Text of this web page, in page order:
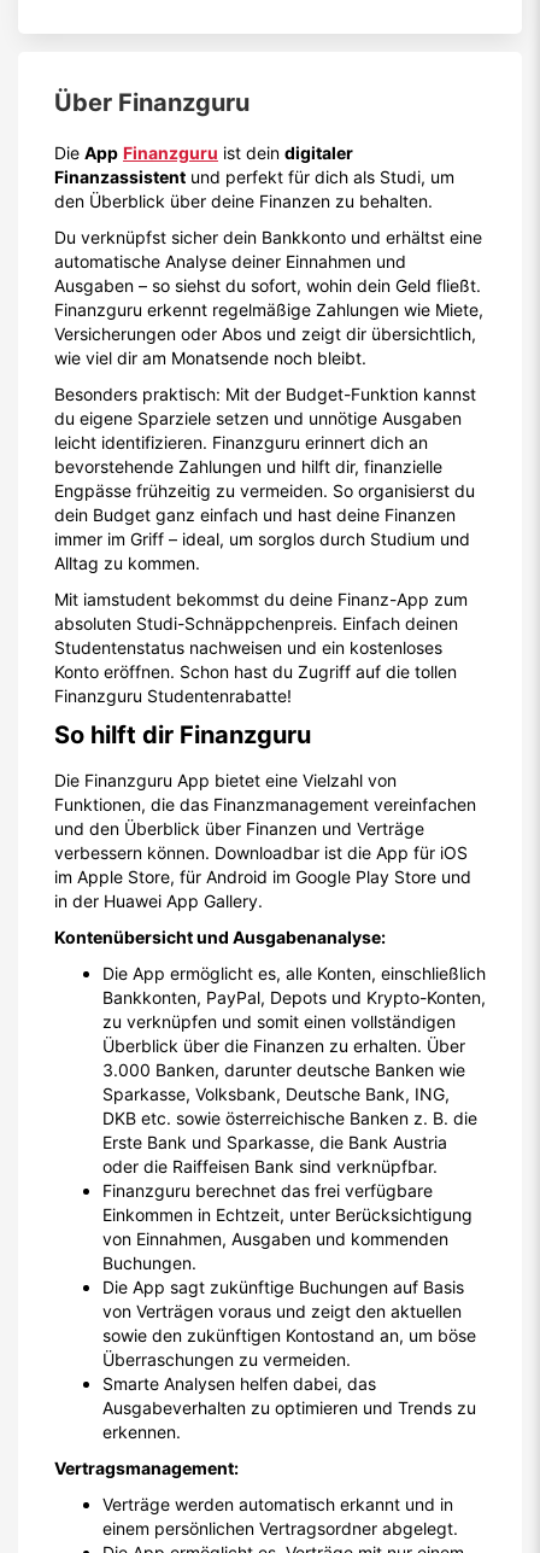
Über Finanzguru
Die App Finanzguru ist dein digitaler
Finanzassistent und perfekt für dich als Studi, um
den Überblick über deine Finanzen zu behalten.
Du verknüpfst sicher dein Bankkonto und erhältst eine
automatische Analyse deiner Einnahmen und
Ausgaben – so siehst du sofort, wohin dein Geld fließt.
Finanzguru erkennt regelmäßige Zahlungen wie Miete,
Versicherungen oder Abos und zeigt dir übersichtlich,
wie viel dir am Monatsende noch bleibt.
Besonders praktisch: Mit der Budget-Funktion kannst
du eigene Sparziele setzen und unnötige Ausgaben
leicht identifizieren. Finanzguru erinnert dich an
bevorstehende Zahlungen und hilft dir, finanzielle
Engpässe frühzeitig zu vermeiden. So organisierst du
dein Budget ganz einfach und hast deine Finanzen
immer im Griff – ideal, um sorglos durch Studium und
Alltag zu kommen.
Mit iamstudent bekommst du deine Finanz-App zum
absoluten Studi-Schnäppchenpreis. Einfach deinen
Studentenstatus nachweisen und ein kostenloses
Konto eröffnen. Schon hast du Zugriff auf die tollen
Finanzguru Studentenrabatte!
So hilft dir Finanzguru
Die Finanzguru App bietet eine Vielzahl von
Funktionen, die das Finanzmanagement vereinfachen
und den Überblick über Finanzen und Verträge
verbessern können. Downloadbar ist die App für iOS
im Apple Store, für Android im Google Play Store und
in der Huawei App Gallery.
Kontenübersicht und Ausgabenanalyse:
Die App ermöglicht es, alle Konten, einschließlich
Bankkonten, PayPal, Depots und Krypto-Konten,
zu verknüpfen und somit einen vollständigen
Überblick über die Finanzen zu erhalten. Über
3.000 Banken, darunter deutsche Banken wie
Sparkasse, Volksbank, Deutsche Bank, ING,
DKB etc. sowie österreichische Banken z. B. die
Erste Bank und Sparkasse, die Bank Austria
oder die Raiffeisen Bank sind verknüpfbar.
Finanzguru berechnet das frei verfügbare
Einkommen in Echtzeit, unter Berücksichtigung
von Einnahmen, Ausgaben und kommenden
Buchungen.
Die App sagt zukünftige Buchungen auf Basis
von Verträgen voraus und zeigt den aktuellen
sowie den zukünftigen Kontostand an, um böse
Überraschungen zu vermeiden.
Smarte Analysen helfen dabei, das
Ausgabeverhalten zu optimieren und Trends zu
erkennen.
Vertragsmanagement:
Verträge werden automatisch erkannt und in
einem persönlichen Vertragsordner abgelegt.